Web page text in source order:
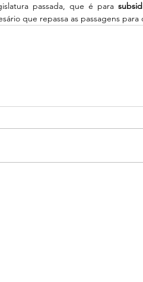
passada, que é para
que repassa as passagens